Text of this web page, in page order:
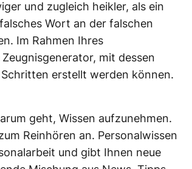
und zugleich heikler, als ein
Wort an der falschen
Im Rahmen Ihres
mit dessen
erstellt werden können.
geht, Wissen aufzunehmen.
Reinhören an. Personalwissen
und gibt Ihnen neue